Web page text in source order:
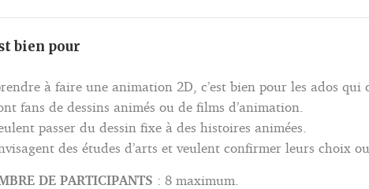
bien pour
à faire une animation 2D, c’est bien pour les ados
fans de dessins animés ou de films d’animation.
passer du dessin fixe à des histoires animées.
des études d’arts et veulent confirmer leurs choix
DE PARTICIPANTS : 8 maximum.